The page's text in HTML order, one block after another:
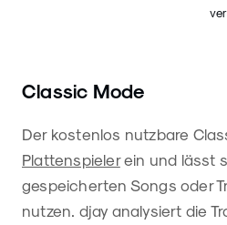
Classic Mode
Der kostenlos nutzbare
Plattenspielerein und lässt
gespeicherten Songs oder
nutzen. djay analysiert die